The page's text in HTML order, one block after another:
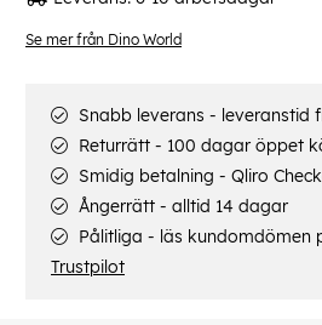
Se mer från Dino World
Snabb leverans - leveranstid
Returrätt - 100 dagar öppet
Smidig betalning - Qliro
Ångerrätt - alltid 14 dagar
Pålitliga - läs kundomdömen
Trustpilot